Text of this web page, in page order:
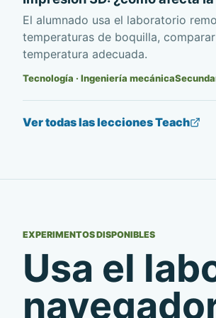
El alumnado usa el laboratorio
temperaturas de boquilla,
temperatura adecuada.
Tecnología · Ingeniería mecánica
Ver todas las lecciones Teach
EXPERIMENTOS DISPONIBLES
Usa el